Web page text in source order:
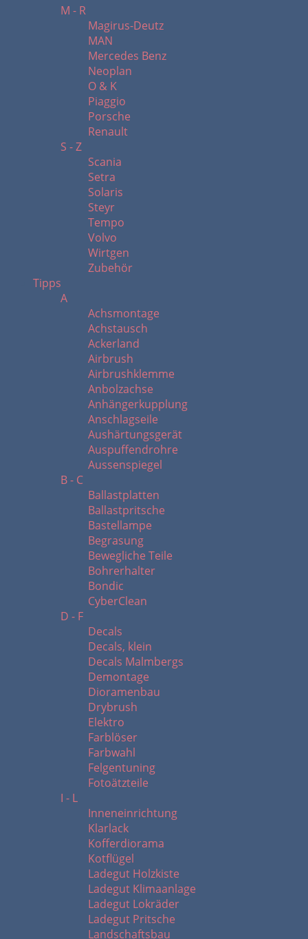
M - R
Magirus-Deutz
MAN
Mercedes Benz
Neoplan
O & K
Piaggio
Porsche
Renault
S - Z
Scania
Setra
Solaris
Steyr
Tempo
Volvo
Wirtgen
Zubehör
Tipps
A
Achsmontage
Achstausch
Ackerland
Airbrush
Airbrushklemme
Anbolzachse
Anhängerkupplung
Anschlagseile
Aushärtungsgerät
Auspuffendrohre
Aussenspiegel
B - C
Ballastplatten
Ballastpritsche
Bastellampe
Begrasung
Bewegliche Teile
Bohrerhalter
Bondic
CyberClean
D - F
Decals
Decals, klein
Decals Malmbergs
Demontage
Dioramenbau
Drybrush
Elektro
Farblöser
Farbwahl
Felgentuning
Fotoätzteile
I - L
Inneneinrichtung
Klarlack
Kofferdiorama
Kotflügel
Ladegut Holzkiste
Ladegut Klimaanlage
Ladegut Lokräder
Ladegut Pritsche
Landschaftsbau